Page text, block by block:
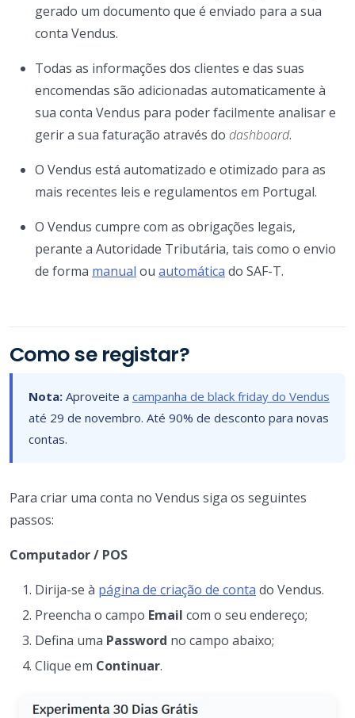
gerado um documento que é enviado para a sua
conta Vendus.
Todas as informações dos clientes e das suas
encomendas são adicionadas automaticamente à
sua conta Vendus para poder facilmente analisar e
gerir a sua faturação através do dashboard.
O Vendus está automatizado e otimizado para as
mais recentes leis e regulamentos em Portugal.
O Vendus cumpre com as obrigações legais,
perante a Autoridade Tributária, tais como o envio
de forma manual ou automática do SAF-T.
Como se registar?
Nota: Aproveite a campanha de black friday do Vendus
até 29 de novembro. Até 90% de desconto para novas
contas.
Para criar uma conta no Vendus siga os seguintes
passos:
Computador / POS
Dirija-se à página de criação de conta do Vendus.
Preencha o campo Email com o seu endereço;
Defina uma Password no campo abaixo;
Clique em Continuar.